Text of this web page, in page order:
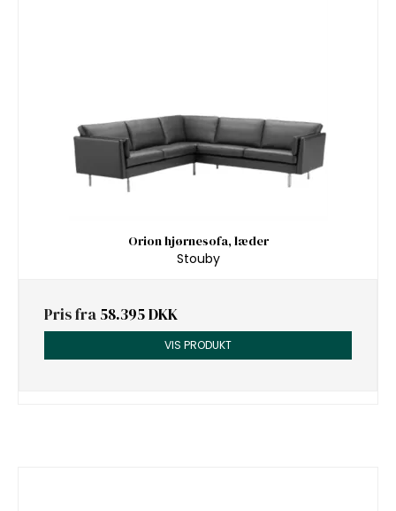
Orion hjørnesofa, læder
Stouby
Pris fra 58.395 DKK
VIS PRODUKT